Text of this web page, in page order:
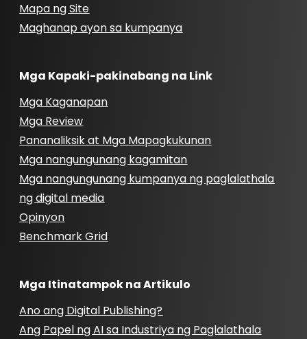
Mapa ng Site
Maghanap ayon sa kumpanya
Mga Kapaki-pakinabang na Link
Mga Kaganapan
Mga Review
Pananaliksik at Mga Mapagkukunan
Mga nangungunang kagamitan
Mga nangungunang kumpanya ng paglalathala
ng digital media
Opinyon
Benchmark Grid
Mga Itinatampok na Artikulo
Ano ang Digital Publishing?
Ang Papel ng AI sa Industriya ng Paglalathala